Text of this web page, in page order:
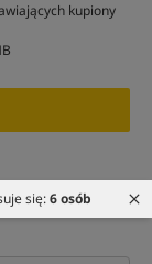
się:6 osób
kupiony